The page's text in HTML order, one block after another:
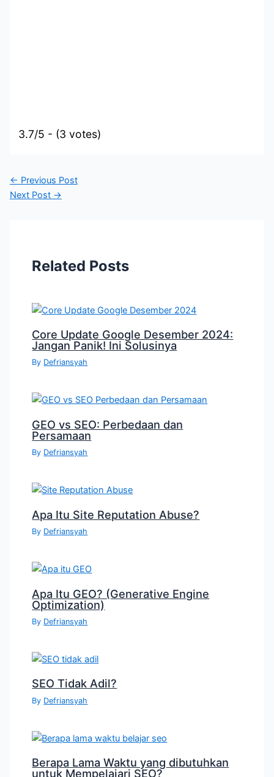
3.7/5 - (3 votes)
← Previous Post
Next Post →
Related Posts
Core Update Google Desember 2024:
Jangan Panik! Ini Solusinya
By Defriansyah
GEO vs SEO: Perbedaan dan
Persamaan
By Defriansyah
Apa Itu Site Reputation Abuse?
By Defriansyah
Apa Itu GEO? (Generative Engine
Optimization)
By Defriansyah
SEO Tidak Adil?
By Defriansyah
Berapa Lama Waktu yang dibutuhkan
untuk Mempelajari SEO?